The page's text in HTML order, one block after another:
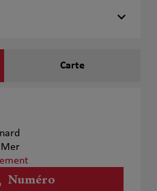
Carte
Mer
Numéro